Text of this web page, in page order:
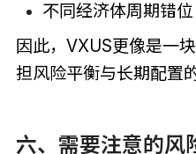
不同经济体周期错
因此，VXUS更像是一
担风险平衡与长期配置
六、需要注意的风